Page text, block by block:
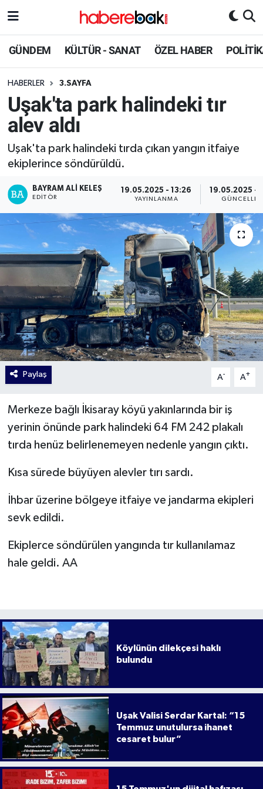
GÜNDEM KÜLTÜR - SANAT ÖZEL HABER
HABERLER 3.SAYFA
Uşak'ta park halindeki tır
alev aldı
Uşak'ta park halindeki tırda çıkan yangın itfaiye
ekiplerince söndürüldü.
BAYRAM ALI KELEŞ
EDITÖR
19.05.2025 - 13:26
YAYINLANMA
19.05.2025 -
Paylaş A- A+
Merkeze bağlı İkisaray köyü yakınlarında bir iş
yerinin önünde park halindeki 64 FM 242 plakalı
tırda henüz belirlenemeyen nedenle yangın çıktı.
Kısa sürede büyüyen alevler tırı sardı.
İhbar üzerine bölgeye itfaiye ve jandarma ekipleri
sevk edildi.
Ekiplerce söndürülen yangında tır kullanılamaz
hale geldi. AA
Köylünün dilekçesi haklı
bulundu
Uşak Valisi Serdar Kartal: “15
Temmuz unutulursa ihanet
cesaret bulur”
Hava Durumu
Süper Lig Puan Durumu ve Fikstür
Tüm Manşetler
Son Dakika Haberleri
Haber Arşivi